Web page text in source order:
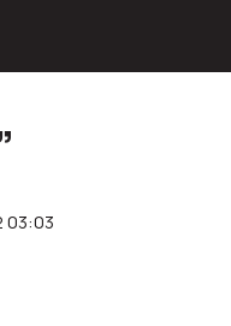
03:03